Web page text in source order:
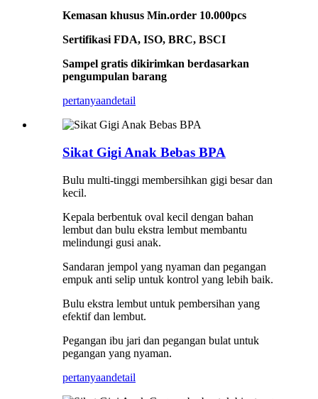
Kemasan khusus Min.order 10.000pcs
Sertifikasi FDA, ISO, BRC, BSCI
Sampel gratis dikirimkan berdasarkan
pengumpulan barang
pertanyaandetail
Sikat Gigi Anak Bebas BPA
Bulu multi-tinggi membersihkan gigi besar dan
kecil.
Kepala berbentuk oval kecil dengan bahan
lembut dan bulu ekstra lembut membantu
melindungi gusi anak.
Sandaran jempol yang nyaman dan pegangan
empuk anti selip untuk kontrol yang lebih baik.
Bulu ekstra lembut untuk pembersihan yang
efektif dan lembut.
Pegangan ibu jari dan pegangan bulat untuk
pegangan yang nyaman.
pertanyaandetail